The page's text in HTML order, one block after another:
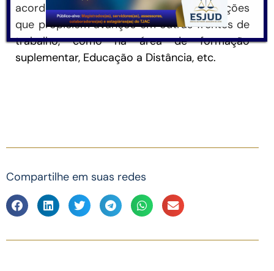
acordos técnicos, convênios e cooperações
que propiciem avanços em outras frentes de
trabalho, como na área de formação
suplementar, Educação a Distância, etc.
Compartilhe em suas redes